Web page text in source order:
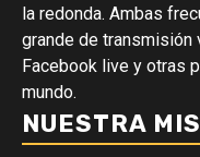
la redonda. Ambas
grande de transmisión
Facebook live y otras
mundo.
NUESTRA